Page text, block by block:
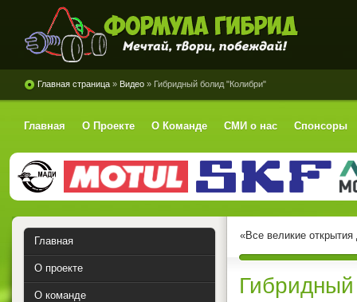
Формула Гибрид
Главная страница » Видео » Гибридный болид "Колибри"
Главная О Проекте О Команде СМИ о нас Спонсоры
«Все великие
Главная
О проекте
О команде